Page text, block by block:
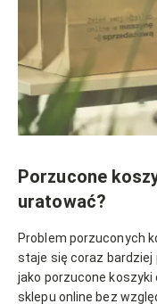
Porzucone
uratować?
Problem porzuconych
staje się coraz bardziej
jako porzucone koszyki
sklepu online bez